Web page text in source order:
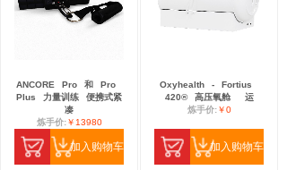
ANCORE Pro 和
Pro
Plus
力量训练
便携式紧
凑
炼手价:￥13980
加入购物车
Oxyhealth -
Fortius
420®
高压氧舱
运
炼手价:￥0
加入购物车